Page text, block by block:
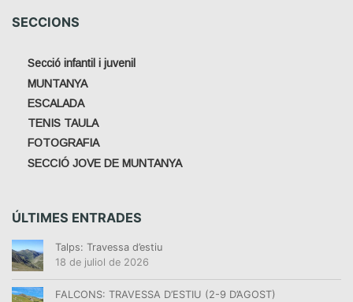
SECCIONS
Secció infantil i juvenil
MUNTANYA
ESCALADA
TENIS TAULA
FOTOGRAFIA
SECCIÓ JOVE DE MUNTANYA
ÚLTIMES ENTRADES
Talps: Travessa d’estiu
18 de juliol de 2026
FALCONS: TRAVESSA D’ESTIU (2-9 D’AGOST)